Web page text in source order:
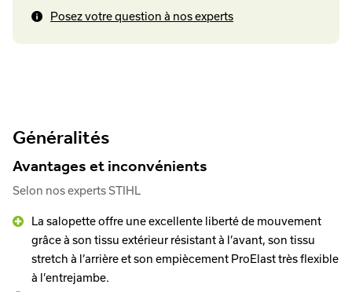
Posez votre question à nos experts
Généralités
Avantages et inconvénients
Selon nos experts STIHL
La salopette offre une excellente liberté de mouvement
grâce à son tissu extérieur résistant à l’avant, son tissu
stretch à l’arrière et son empiècement ProElast très flexible
à l’entrejambe.